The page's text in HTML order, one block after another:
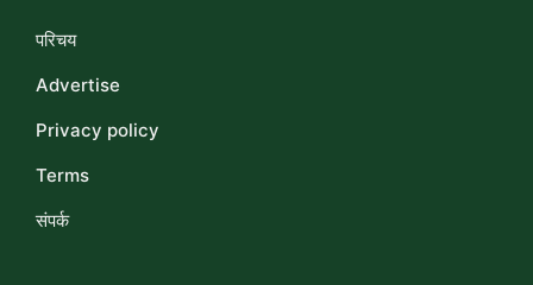
परिचय
Advertise
Privacy policy
Terms
संपर्क